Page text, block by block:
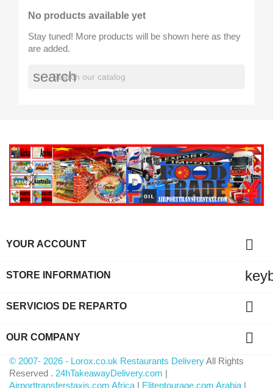
No products available yet
Stay tuned! More products will be shown here as they
are added.
search
YOUR ACCOUNT 
STORE INFORMATION
SERVICIOS DE REPARTO 
OUR COMPANY 
© 2007- 2026 - Lorox.co.uk Restaurants DeliveryAll Rights
Reserved . 24hTakeawayDelivery.com |
Airporttransferstaxis.com Africa | Elitentourage.com Arabia |